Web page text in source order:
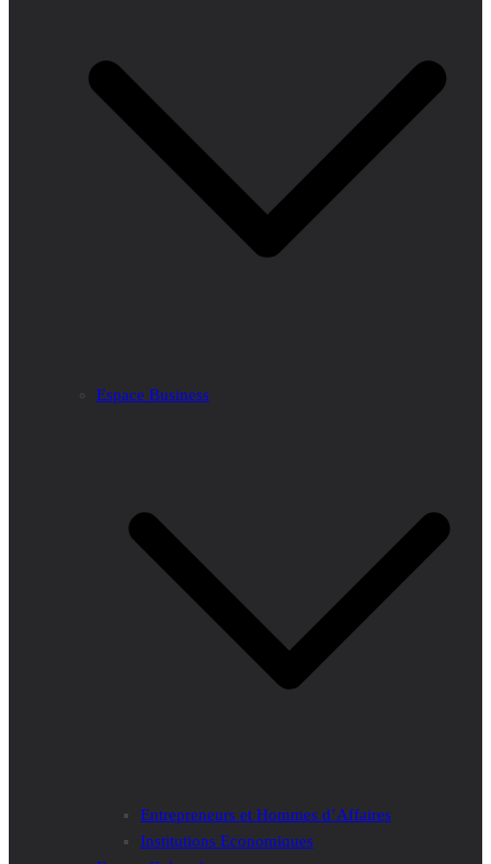
Espace Business
Entrepreneurs et Hommes d’Affaires
Institutions Economiques